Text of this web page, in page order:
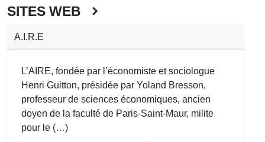
SITES WEB
A.I.R.E
L’AIRE, fondée par l’économiste et sociologue
Henri Guitton, présidée par Yoland Bresson,
professeur de sciences économiques, ancien
doyen de la faculté de Paris-Saint-Maur, milite
pour le (…)